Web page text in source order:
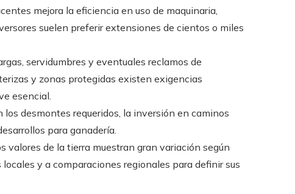
mejora la eficiencia en uso de maquinaria,
suelen preferir extensiones de cientos o miles
servidumbres y eventuales reclamos de
y zonas protegidas existen exigencias
esencial.
los desmontes requeridos, la inversión en caminos
para ganadería.
valores de la tierra muestran gran variación según
y a comparaciones regionales para definir sus